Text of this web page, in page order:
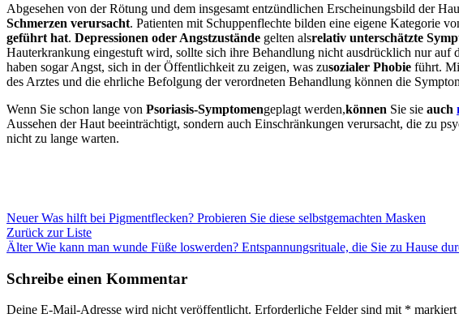
Abgesehen von der Rötung und dem insgesamt entzündlichen Erscheinungsbild der
Schmerzen verursacht. Patienten mit Schuppenflechte bilden eine eigene Kategorie
geführt hat. Depressionen oder Angstzustände gelten alsrelativ unterschätzte
Hauterkrankung eingestuft wird, sollte sich ihre Behandlung nicht ausdrücklich nur auf
haben sogar Angst, sich in der Öffentlichkeit zu zeigen, was zusozialer Phobie führt.
des Arztes und die ehrliche Befolgung der verordneten Behandlung können die
Wenn Sie schon lange von Psoriasis-Symptomengeplagt werden,können Sie sie auch
Aussehen der Haut beeinträchtigt, sondern auch Einschränkungen verursacht, die zu
nicht zu lange warten.
Neuer Was hilft bei Pigmentflecken? Probieren Sie diese selbstgemachten Masken
Zurück zur Liste
Älter Wie kann man wunde Füße loswerden? Entspannungsrituale, die Sie zu Hause
Schreibe einen Kommentar
Deine E-Mail-Adresse wird nicht veröffentlicht. Erforderliche Felder sind mit * markiert